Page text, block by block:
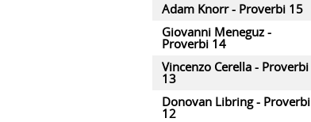
Adam Knorr - Proverbi 15
Giovanni Meneguz -
Proverbi 14
Vincenzo Cerella - Proverbi
13
Donovan Libring - Proverbi
12